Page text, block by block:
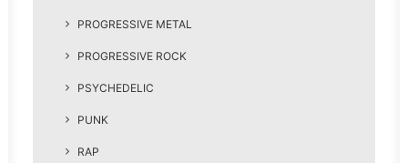
PROGRESSIVE METAL
PROGRESSIVE ROCK
PSYCHEDELIC
PUNK
RAP